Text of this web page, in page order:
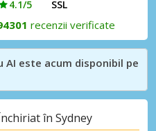
4.1/5 SSL
recenzii verificate
este acum disponibil pe
în Sydney